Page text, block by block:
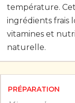
température.
ingrédients frais
vitamines et
naturelle.
PRÉPARATION